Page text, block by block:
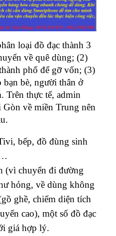
loại đồ đạc thành 3
về quê dùng; (2)
phố để gỡ vốn; (3)
bè, người thân ở
Trên thực tế, admin
về miền Trung nên
bếp, đồ đùng sinh
(vì chuyển đi đường
hỏng, về dùng không
ghề, chiếm diện tích
cao), một số đồ đạc
giá hợp lý.